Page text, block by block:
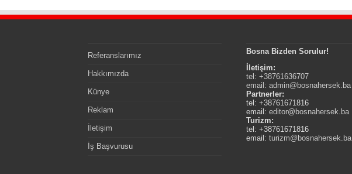
Referanslarımız
Hakkımızda
Künye
Reklam
İletişim
İş Başvurusu
Bosna Bizden Sorulur!
İletişim:
tel: +38761636707
email:admin@bosnahersek.ba
Partnerler:
tel: +38761671816
email:editor@bosnahersek.ba
Turizm:
tel: +38761671816
email:turizm@bosnahersek.ba